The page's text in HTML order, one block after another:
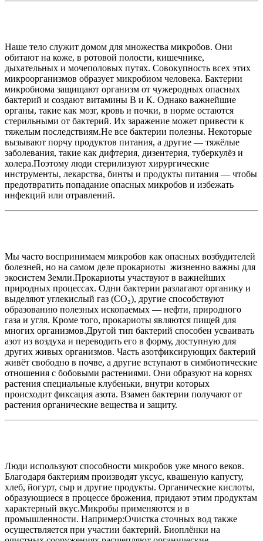
Наше тело служит домом для множества микробов. Они
обитают на коже, в ротовой полости, кишечнике,
дыхательных и мочеполовых путях. Совокупность всех этих
микроорганизмов образует микробиом человека. Бактерии
микробиома защищают организм от чужеродных опасных
бактерий и создают витамины В и К. Однако важнейшие
органы, такие как мозг, кровь и почки, в норме остаются
стерильными от бактерий. Их заражение может привести к
тяжелым последствиям.Не все бактерии полезны. Некоторые
вызывают порчу продуктов питания, а другие — тяжёлые
заболевания, такие как дифтерия, дизентерия, туберкулёз и
холера.Поэтому люди стерилизуют хирургические
инструменты, лекарства, бинты и продукты питания — чтобы
предотвратить попадание опасных микробов и избежать
инфекций или отравлений.
Мы часто воспринимаем микробов как опасных возбудителей
болезней, но на самом деле прокариоты жизненно важны для
экосистем Земли.Прокариоты участвуют в важнейших
природных процессах. Одни бактерии разлагают органику и
выделяют углекислый газ (CO₂), другие способствуют
образованию полезных ископаемых — нефти, природного
газа и угля. Кроме того, прокариоты являются пищей для
многих организмов.Другой тип бактерий способен усваивать
азот из воздуха и переводить его в форму, доступную для
других живых организмов. Часть азотфиксирующих бактерий
живёт свободно в почве, а другие вступают в симбиотические
отношения с бобовыми растениями. Они образуют на корнях
растения специальные клубеньки, внутри которых
происходит фиксация азота. Взамен бактерии получают от
растения органические вещества и защиту.
Люди используют способности микробов уже много веков.
Благодаря бактериям производят уксус, квашеную капусту,
хлеб, йогурт, сыр и другие продукты. Органические кислоты,
образующиеся в процессе брожения, придают этим продуктам
характерный вкус.Микробы применяются и в
промышленности. Например:Очистка сточных вод также
осуществляется при участии бактерий. Биоплёнки на